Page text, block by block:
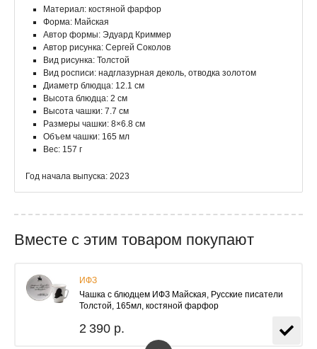
Материал: костяной фарфор
Форма: Майская
Автор формы: Эдуард Криммер
Автор рисунка: Сергей Соколов
Вид рисунка: Толстой
Вид росписи: надглазурная деколь, отводка золотом
Диаметр блюдца: 12.1 см
Высота блюдца: 2 см
Высота чашки: 7.7 см
Размеры чашки: 8×6.8 см
Объем чашки: 165 мл
Вес: 157 г
Год начала выпуска: 2023
Вместе с этим товаром покупают
ИФЗ
Чашка с блюдцем ИФЗ Майская, Русские писатели
Толстой, 165мл, костяной фарфор
2 390 р.